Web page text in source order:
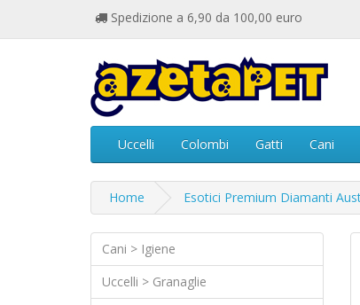
Spedizione a 6,90 da 100,00 euro
Uccelli Colombi Gatti Cani
Home Esotici Premium Diamanti
Cani > Igiene
Uccelli > Granaglie